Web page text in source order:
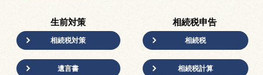
生前対策
相続税対策
遺言書
相続税申告
相続税
相続税計算